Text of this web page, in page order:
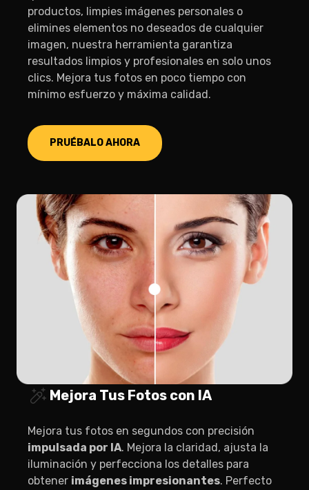
productos, limpies imágenes personales o
elimines elementos no deseados de cualquier
imagen, nuestra herramienta garantiza
resultados limpios y profesionales en solo unos
clics. Mejora tus fotos en poco tiempo con
mínimo esfuerzo y máxima calidad.
PRUÉBALO AHORA
Mejora Tus Fotos con IA
Mejora tus fotos en segundos con precisión
impulsada por IA. Mejora la claridad, ajusta la
iluminación y perfecciona los detalles para
obtener imágenes impresionantes. Perfecto